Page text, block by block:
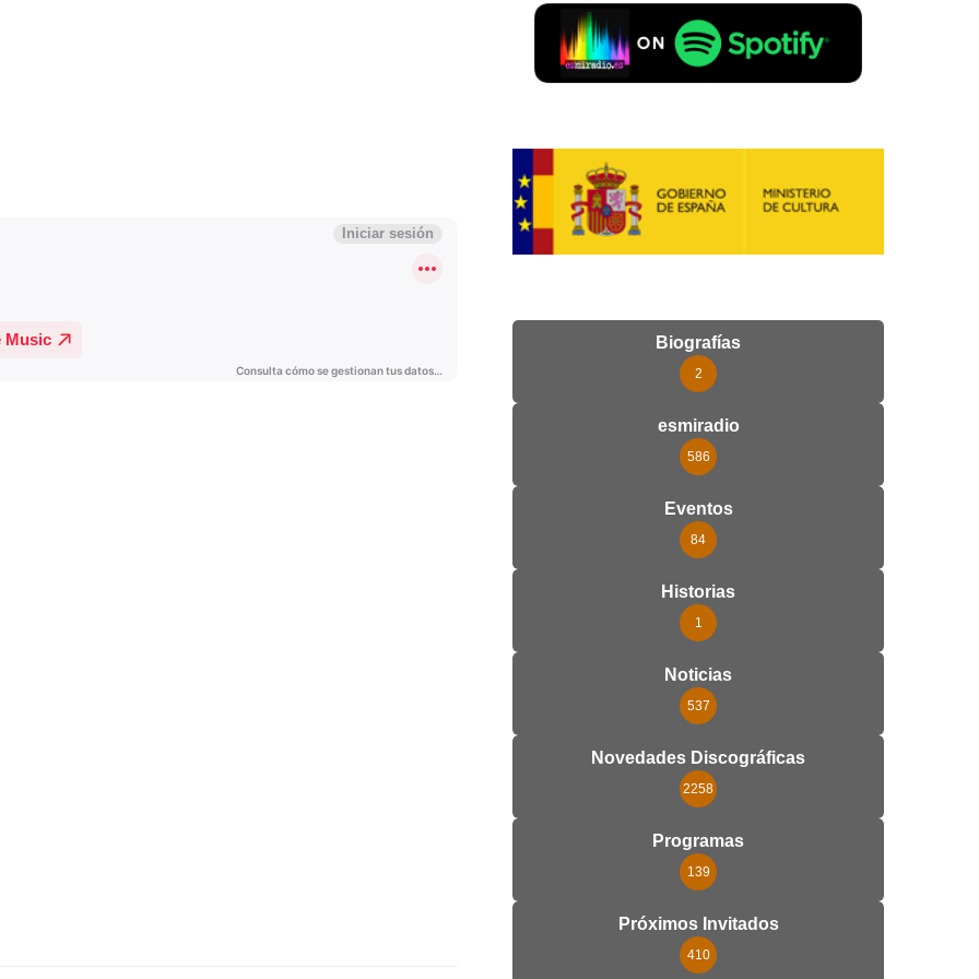
Biografías
2
esmiradio
586
Eventos
84
Historias
1
Noticias
537
Novedades Discográficas
2258
Programas
139
Próximos Invitados
410